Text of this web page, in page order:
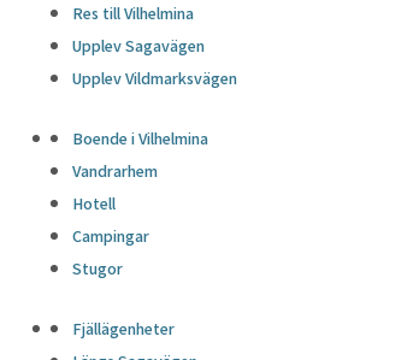
Res till Vilhelmina
Upplev Sagavägen
Upplev Vildmarksvägen
Boende i Vilhelmina
Vandrarhem
Hotell
Campingar
Stugor
Fjällägenheter